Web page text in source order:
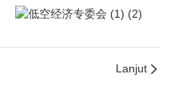
Lanjut